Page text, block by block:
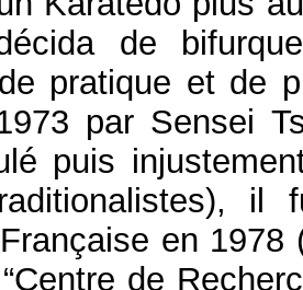
de
pratique et de
par Sensei
puis
en 1978
de